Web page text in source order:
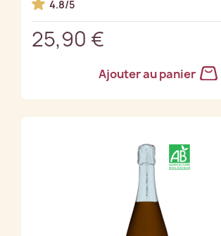
4.8/5
25,90 €
Ajouter au panier